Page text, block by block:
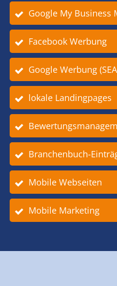
Google My Business
Facebook Werbung
Google Werbung
lokale Landingpages
Branchenbuch-
Mobile Webseiten
Mobile Marketing